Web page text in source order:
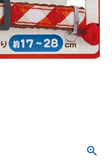
新規会員登録